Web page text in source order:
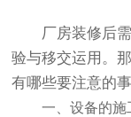
厂房装修后需
验与移交运用。
有哪些要注意的
一、设备的施